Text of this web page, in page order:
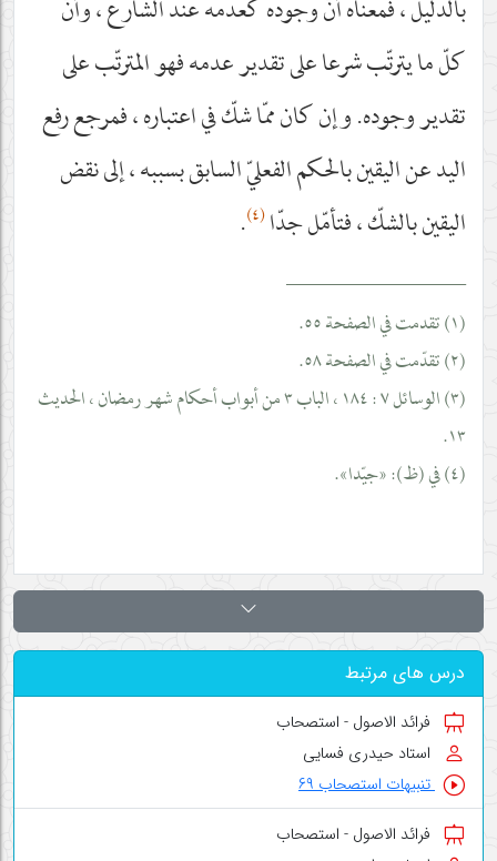
بالدليل ، فمعناه أنّ وجوده كعدمه عند الشارع ، وأنّ
كلّ ما يترتّب شرعا على تقدير عدمه فهو المترتّب على
تقدير وجوده. وإن كان ممّا شكّ في اعتباره ، فمرجع رفع
اليد عن اليقين بالحكم الفعليّ السابق بسببه ، إلى نقض
اليقين بالشكّ ، فتأمّل جدّا(٤) .
__________________
(١) تقدمت في الصفحة ٥٥.
(٢) تقدّمت في الصفحة ٥٨.
(٣) الوسائل ٧ : ١٨٤ ، الباب ٣ من أبواب أحكام شهر رمضان ، الحديث
١٣.
(٤) في (ظ): «جيّدا».
درس های مرتبط
فرائد الاصول - استصحاب
استاد حیدری فسایی
تنبیهات استصحاب ۶۹
فرائد الاصول - استصحاب